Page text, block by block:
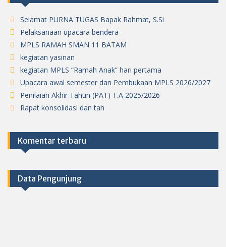
Selamat PURNA TUGAS Bapak Rahmat, S.Si
Pelaksanaan upacara bendera
MPLS RAMAH SMAN 11 BATAM
kegiatan yasinan
kegiatan MPLS “Ramah Anak” hari pertama
Upacara awal semester dan Pembukaan MPLS 2026/2027
Penilaian Akhir Tahun (PAT) T.A 2025/2026
Rapat konsolidasi dan tah
Komentar terbaru
Data Pengunjung